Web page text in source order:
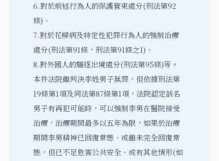
6.對於前述行為人的保護管束處分(刑法第92
條)、
7.對於花柳病及特定性犯罪行為人的強制治療
處分(刑法第91條，刑法第91條之1)、
8.對外國人的驅逐出境處分(刑法第95條)等。
本件法院雖判決李姓男子無罪，但依據刑法第
19條第1項及同法第87條第1項，法院認定該名
男子有再犯可能時，可以強制李男在醫院接受
治療，治療期間最多以五年為限，如果於治療
期間李男精神已回復常態、或雖未完全回復常
態，但已不足危害公共安全、或有其他情形(如